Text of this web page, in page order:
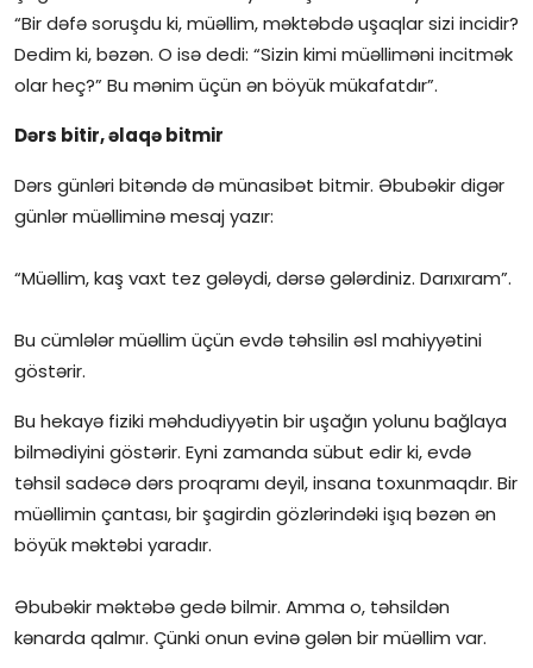
“Bir dəfə soruşdu ki, müəllim, məktəbdə uşaqlar sizi incidir?
Dedim ki, bəzən. O isə dedi: “Sizin kimi müəlliməni incitmək
olar heç?” Bu mənim üçün ən böyük mükafatdır”.
Dərs bitir, əlaqə bitmir
Dərs günləri bitəndə də münasibət bitmir. Əbubəkir digər
günlər müəlliminə mesaj yazır:
“Müəllim, kaş vaxt tez gələydi, dərsə gələrdiniz. Darıxıram”.
Bu cümlələr müəllim üçün evdə təhsilin əsl mahiyyətini
göstərir.
Bu hekayə fiziki məhdudiyyətin bir uşağın yolunu bağlaya
bilmədiyini göstərir. Eyni zamanda sübut edir ki, evdə
təhsil sadəcə dərs proqramı deyil, insana toxunmaqdır. Bir
müəllimin çantası, bir şagirdin gözlərindəki işıq bəzən ən
böyük məktəbi yaradır.
Əbubəkir məktəbə gedə bilmir. Amma o, təhsildən
kənarda qalmır. Çünki onun evinə gələn bir müəllim var.